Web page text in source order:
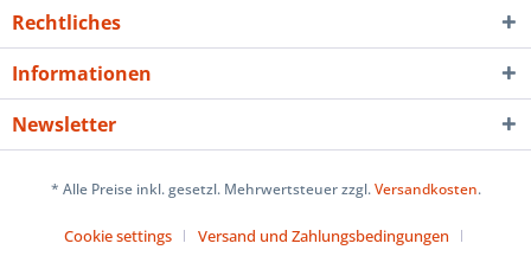
Rechtliches
Informationen
Newsletter
* Alle Preise inkl. gesetzl. Mehrwertsteuer zzgl.Versandkosten.
Cookie settings
Versand und Zahlungsbedingungen